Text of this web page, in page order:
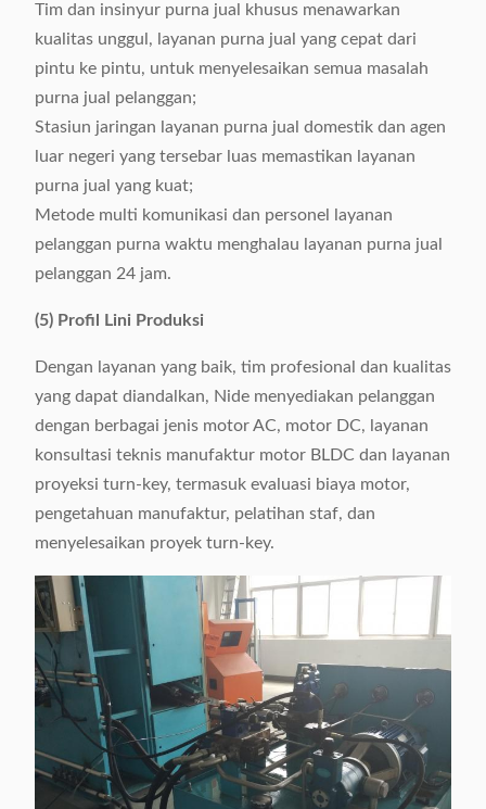
Tim dan insinyur purna jual khusus menawarkan
kualitas unggul, layanan purna jual yang cepat dari
pintu ke pintu, untuk menyelesaikan semua masalah
purna jual pelanggan;
Stasiun jaringan layanan purna jual domestik dan agen
luar negeri yang tersebar luas memastikan layanan
purna jual yang kuat;
Metode multi komunikasi dan personel layanan
pelanggan purna waktu menghalau layanan purna jual
pelanggan 24 jam.
(5) Profil Lini Produksi
Dengan layanan yang baik, tim profesional dan kualitas
yang dapat diandalkan, Nide menyediakan pelanggan
dengan berbagai jenis motor AC, motor DC, layanan
konsultasi teknis manufaktur motor BLDC dan layanan
proyeksi turn-key, termasuk evaluasi biaya motor,
pengetahuan manufaktur, pelatihan staf, dan
menyelesaikan proyek turn-key.